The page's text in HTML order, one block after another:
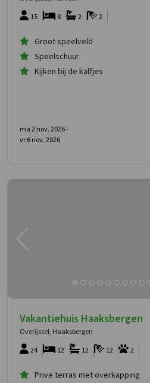
15 2
2
8
Groot speelveld
Speelschuur
Kijken bij de kalfjes
ma 2 nov. 2026 -
vr 6 nov. 2026
Vakantiehuis Haaksbergen
Overijssel, Haaksbergen
24 2
12
12
12
Prive terras met overkapping